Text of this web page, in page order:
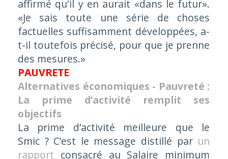
affirmé qu'il y en aurait «dans le futur».
«Je sais toute une série de choses
factuelles suffisamment développées, a-
t-il toutefois précisé, pour que je prenne
des mesures.»
PAUVRETE
Alternatives économiques - Pauvreté :
La prime d’activité remplit ses
objectifs
La prime d’activité meilleure que le
Smic ? C’est le message distillé par un
rapport consacré au Salaire minimum